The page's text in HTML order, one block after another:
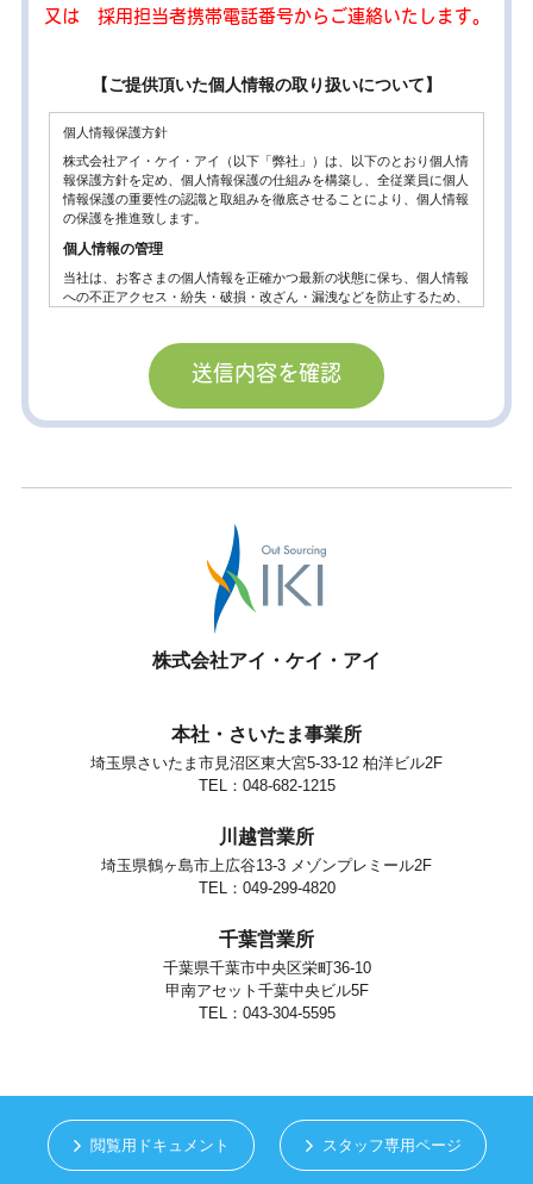
又は 採用担当者携帯電話番号からご連絡いたします。
【ご提供頂いた個人情報の取り扱いについて】
個人情報保護方針
株式会社アイ・ケイ・アイ（以下「弊社」）は、以下のとおり個人情
報保護方針を定め、個人情報保護の仕組みを構築し、全従業員に個人
情報保護の重要性の認識と取組みを徹底させることにより、個人情報
の保護を推進致します。
個人情報の管理
当社は、お客さまの個人情報を正確かつ最新の状態に保ち、個人情報
への不正アクセス・紛失・破損・改ざん・漏洩などを防止するため、
個人情報の利用目的
お客さまからお預かりした個人情報は、当社からのご連絡や業務のご
案内やご質問に対する回答として、電子メールや資料のご送付に利用
当社は、お客さまよりお預かりした個人情報を適切に管理し、次のい
お客さまの同意がある場合
お客さまが希望されるサービスを行なうために当社が業務を委託する
業者に対して開示する場合。
法令に基づき開示することが必要である場合。
個人情報の安全対策
お客さまがご本人の個人情報の照会・修正・削除などをご希望される
場合には、ご本人であることを確認の上、対応させていただきます。
当社は、保有する個人情報に関して適用される日本の法令、その他規
範を遵守するとともに、本ポリシーの内容を適宜見直し、その改善に
当社の個人情報の取扱に関するお問い合せは下記までご連絡くださ
株式会社アイ・ケイ・アイ
株式会社アイ・ケイ・アイ
本社・さいたま事業所
埼玉県さいたま市見沼区東大宮5-33-12 柏洋ビル2F
TEL：048-682-1215
川越営業所
埼玉県鶴ヶ島市上広谷13-3 メゾンプレミール2F
TEL：049-299-4820
千葉営業所
千葉県千葉市中央区栄町36-10
甲南アセット千葉中央ビル5F
TEL：043-304-5595
閲覧用ドキュメント スタッフ専用ページ